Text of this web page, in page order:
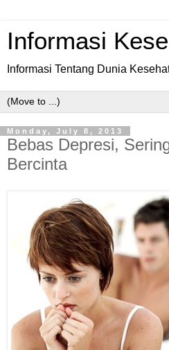
Informasi
Informasi Tentang Dunia
Monday, July 8, 2013
Bebas Depresi,
Bercinta